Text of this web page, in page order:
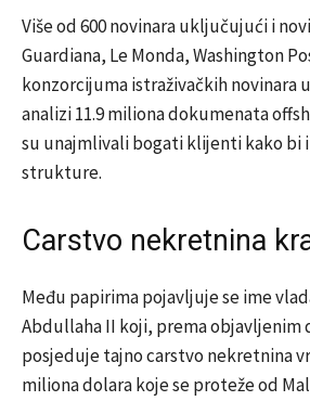
Više od 600 novinara uključujući i
Guardiana, Le Monda, Washington
konzorcijuma istraživačkih novinara
analizi 11.9 miliona dokumenata
su unajmlivali bogati klijenti kako bi
strukture.
Carstvo nekretnina
Među papirima pojavljuje se ime
Abdullaha II koji, prema objavljenim
posjeduje tajno carstvo nekretnina
miliona dolara koje se proteže od